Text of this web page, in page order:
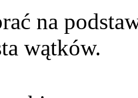
na
wątków.